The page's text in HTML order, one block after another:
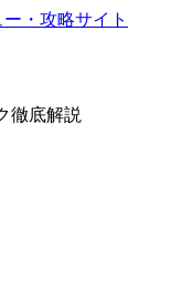
徹底解説